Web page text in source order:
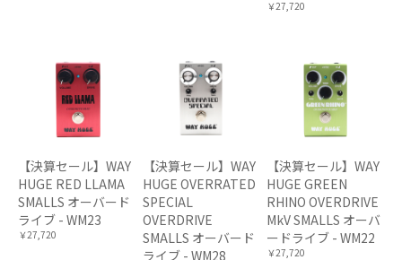
￥27,720
【決算セール】WAY
HUGE RED LLAMA
SMALLS オーバード
ライブ - WM23
￥27,720
【決算セール】WAY
HUGE OVERRATED
SPECIAL
OVERDRIVE
SMALLS オーバード
ライブ - WM28
【決算セール】WAY
HUGE GREEN
RHINO OVERDRIVE
MkV SMALLS オーバ
ードライブ - WM22
￥27,720